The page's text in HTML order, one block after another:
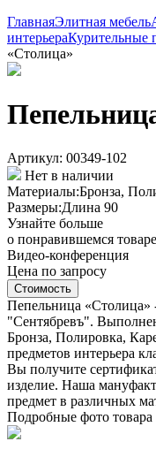
ГлавнаяЭлитная мебель
интерьераКурительные
«Столица»
Артикул: 00349-102
Нет в наличии
Материалы:Бронза,
Размеры:Длина 90
Узнайте больше
о понравившемся
Видео-конференция
Цена по запросу
Стоимость
Пепельница «Столица»
"Сентябревъ".
Бронза, Полировка,
предметов интерьера
Вы получите
изделие. Наша
предмет в различных
Подробные фото товара